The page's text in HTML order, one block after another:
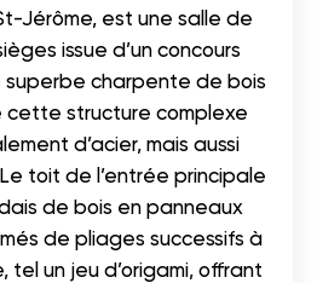
Jérôme, est une salle de
issue d’un concours
superbe charpente de bois
structure complexe
d’acier, mais aussi
toit de l’entrée principale
de bois en panneaux
de pliages successifs à
un jeu d’origami, offrant